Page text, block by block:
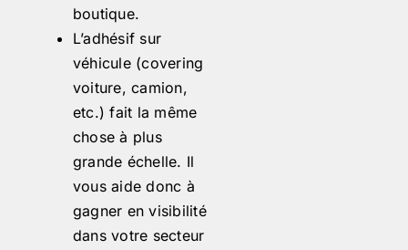
boutique.
L’adhésif sur
véhicule (covering
voiture, camion,
etc.) fait la même
chose à plus
grande échelle. Il
vous aide donc à
gagner en visibilité
dans votre secteur